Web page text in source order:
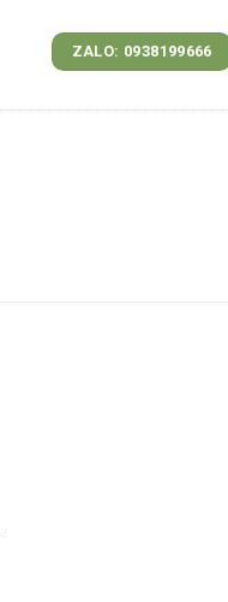
ZALO: 0938199666